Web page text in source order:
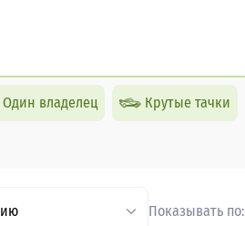
Один владелец Крутые тачки
Показывать по: